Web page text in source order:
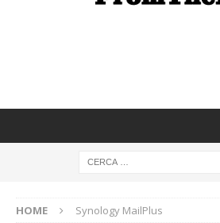
HOME Synology MailPlus